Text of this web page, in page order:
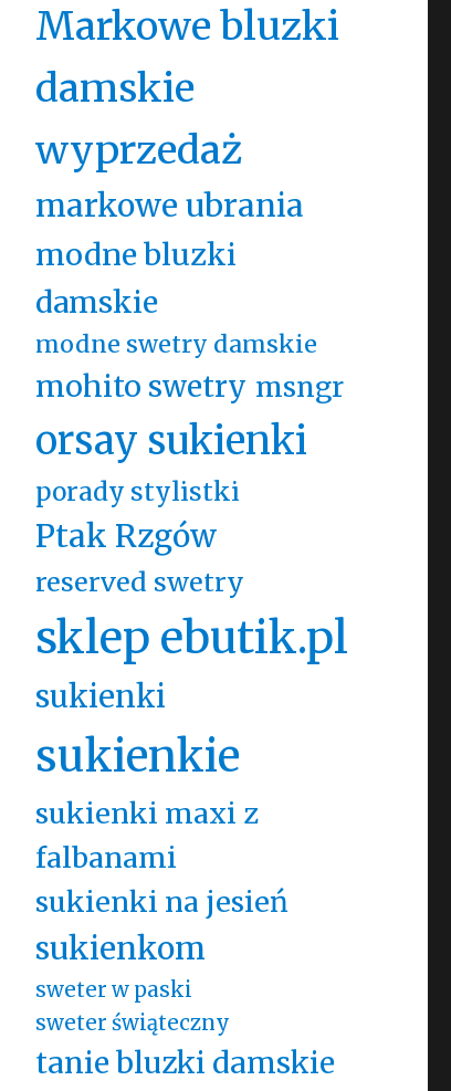
Markowe bluzki
damskie
wyprzedaż
markowe ubrania
modne bluzki
damskie
modne swetry damskie
mohito swetry msngr
orsay sukienki
porady stylistki
Ptak Rzgów
reserved swetry
sklep ebutik.pl
sukienki
sukienkie
sukienki maxi z
falbanami
sukienki na jesień
sukienkom
sweter w paski
sweter świąteczny
tanie bluzki damskie